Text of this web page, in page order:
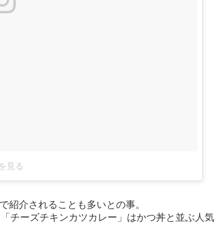
見る
紹介されることも多いとの事。
チーズチキンカツカレー」はかつ丼と並ぶ人気